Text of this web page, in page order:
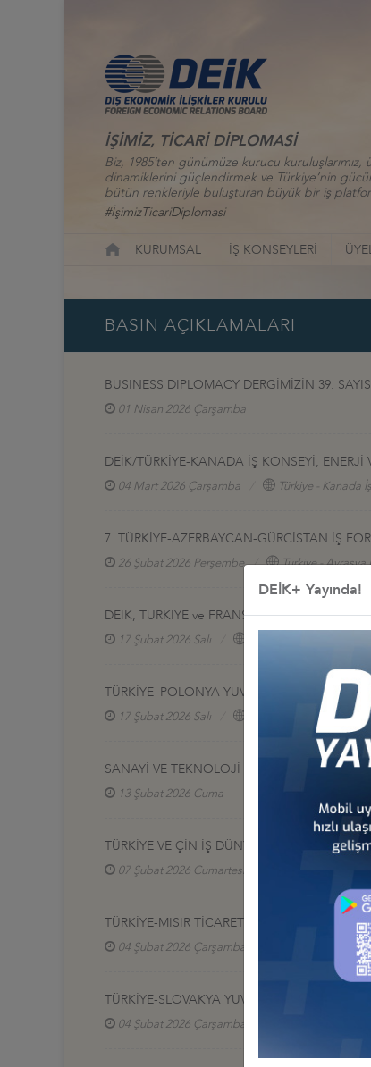
İŞİMİZ, TİCARİ DİPLOMASİ
Biz, 1985’ten günümüze kurucu
dinamiklerini güçlendirmek ve Türkiye’nin
bütün renkleriyle buluşturan büyük bir iş
#İşimizTicariDiplomasi
KURUMSAL İŞ KONSEYLERİ
BASIN AÇIKLAMALARI
BUSINESS DIPLOMACY DERGİMİZİN 39.
01 Nisan 2026 Çarşamba
DEİK/TÜRKİYE-KANADA İŞ KONSEYİ, ENERJİ
04 Mart 2026 Çarşamba Türkiye - Kanada
7. TÜRKİYE-AZERBAYCAN-GÜRCİSTAN İŞ
26 Şubat 2026 Perşembe Türkiye - Avrasya
DEİK, TÜRKİYE ve FRANSA İŞ İNSANLARINI
17 Şubat 2026 Salı
TÜRKİYE–POLONYA YUVARLAK MASA
17 Şubat 2026 Salı Türkiye - Polonya İş
SANAYİ VE TEKNOLOJİ BAKANI KACIR, İŞ
13 Şubat 2026 Cuma
TÜRKİYE VE ÇİN İŞ DÜNYASI İSTANBUL’DA
07 Şubat 2026 Cumartesi
TÜRKİYE-MISIR TİCARET HACMİ HEDEFİ: 15
04 Şubat 2026 Çarşamba Türkiye - Mısır
TÜRKİYE-SLOVAKYA YUVARLAK MASA
04 Şubat 2026 Çarşamba
DEİK+ Yayında!